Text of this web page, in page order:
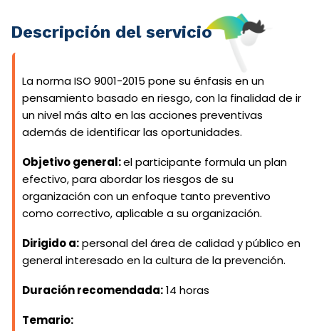
Descripción del servicio
La norma ISO 9001-2015 pone su énfasis en un
pensamiento basado en riesgo, con la finalidad de ir
un nivel más alto en las acciones preventivas
además de identificar las oportunidades.
Objetivo general:el participante formula un plan
efectivo, para abordar los riesgos de su
organización con un enfoque tanto preventivo
como correctivo, aplicable a su organización.
Dirigido a:personal del área de calidad y público en
general interesado en la cultura de la prevención.
Duración recomendada:14 horas
Temario: